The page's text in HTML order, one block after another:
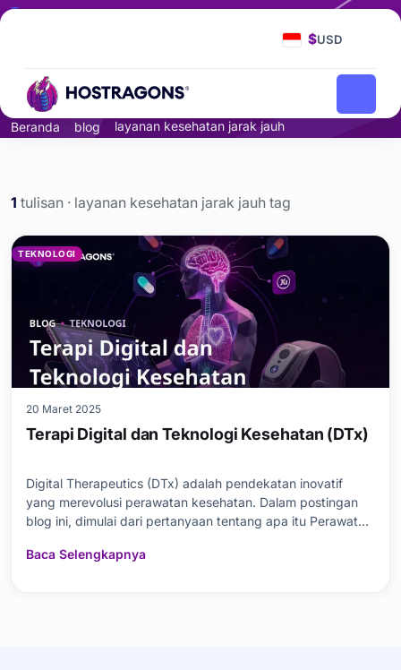
$USD
Tag
layanan kesehatan jarak
jauh
Beranda blog layanan kesehatan jarak jauh
1 tulisan · layanan kesehatan jarak jauh tag
layanan kesehatan jarak
TEKNOLOGI
20 Maret 2025
Terapi Digital dan Teknologi Kesehatan (DTx)
Digital Therapeutics (DTx) adalah pendekatan inovatif
yang merevolusi perawatan kesehatan. Dalam postingan
blog ini, dimulai dari pertanyaan tentang apa itu Perawatan
metode perawatan, dan proses peningkatan kesehatan.
Baca Selengkapnya